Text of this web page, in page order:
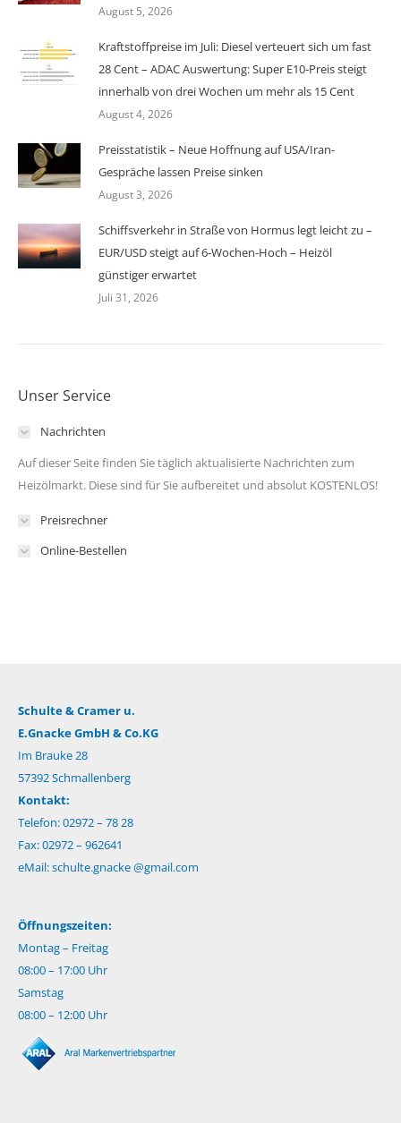
August 5, 2026
Kraftstoffpreise im Juli: Diesel verteuert sich um fast
28 Cent – ADAC Auswertung: Super E10-Preis steigt
innerhalb von drei Wochen um mehr als 15 Cent
August 4, 2026
Preisstatistik – Neue Hoffnung auf USA/Iran-
Gespräche lassen Preise sinken
August 3, 2026
Schiffsverkehr in Straße von Hormus legt leicht zu –
EUR/USD steigt auf 6-Wochen-Hoch – Heizöl
günstiger erwartet
Juli 31, 2026
Unser Service
Nachrichten
Auf dieser Seite finden Sie täglich aktualisierte Nachrichten zum
Heizölmarkt. Diese sind für Sie aufbereitet und absolut KOSTENLOS!
Preisrechner
Online-Bestellen
Schulte & Cramer u.
E.Gnacke GmbH & Co.KG
Im Brauke 28
57392 Schmallenberg
Kontakt:
Telefon: 02972 – 78 28
Fax: 02972 – 962641
eMail:schulte.gnacke @gmail.com
Öffnungszeiten:
Montag – Freitag
08:00 – 17:00 Uhr
Samstag
08:00 – 12:00 Uhr